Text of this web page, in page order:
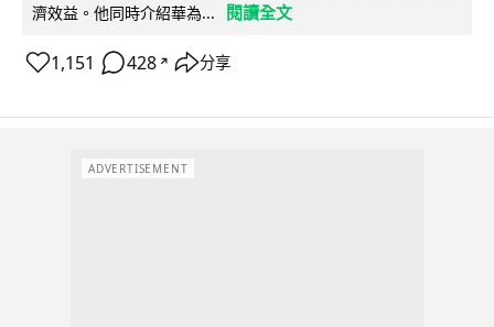
濟效益。他同時介紹華為...
閱讀全文
1,151 428 ↗ 分享
ADVERTISEMENT